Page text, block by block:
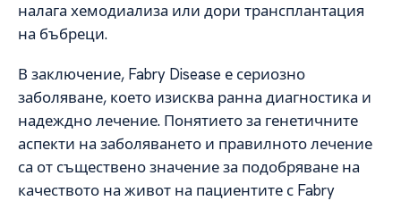
налага хемодиализа или дори трансплантация
на бъбреци.
В заключение, Fabry Disease е сериозно
заболяване, което изисква ранна диагностика и
надеждно лечение. Понятието за генетичните
аспекти на заболяването и правилното лечение
са от съществено значение за подобряване на
качеството на живот на пациентите с Fabry